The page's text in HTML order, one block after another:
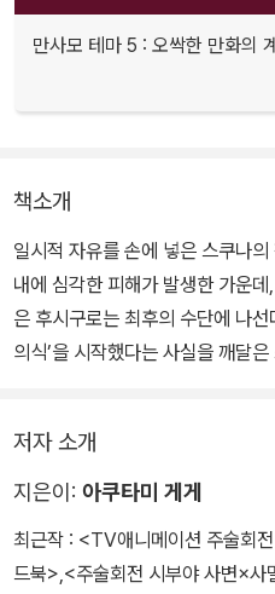
만사모 테마 5 : 오싹한 만화의
책소개
일시적 자유를 손에 넣은 스쿠나
내에 심각한 피해가 발생한 가운
은 후시구로는 최후의 수단에 나
의식’을 시작했다는 사실을 깨
저자 소개
지은이: 아쿠타미 게게
최근작 : <TV애니메이션 주술회
드북>,<주술회전 시부야 사변×